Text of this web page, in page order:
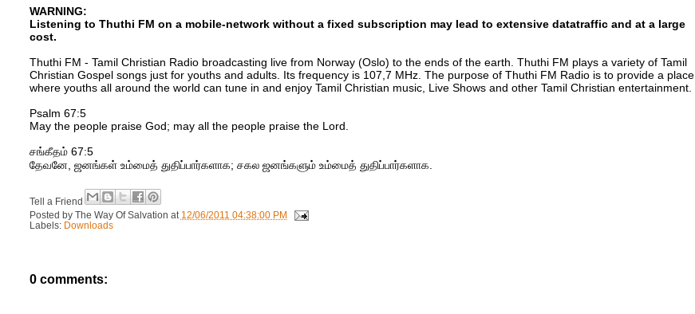
WARNING:
Listening to Thuthi FM on a mobile-network without a fixed subscription may lead to extensive datatraffic and at a large
cost.
Thuthi FM - Tamil Christian Radio broadcasting live from Norway (Oslo) to the ends of the earth. Thuthi FM plays a variety of Tamil
Christian Gospel songs just for youths and adults. Its frequency is 107,7 MHz. The purpose of Thuthi FM Radio is to provide a place
where youths all around the world can tune in and enjoy Tamil Christian music, Live Shows and other Tamil Christian entertainment.
Psalm 67:5
May the people praise God; may all the people praise the Lord.
சங்கீதம் 67:5
தேவனே, ஜனங்கள் உம்மைத் துதிப்பார்களாக; சகல ஜனங்களும் உம்மைத் துதிப்பார்களாக.
Tell a Friend
Posted by The Way Of Salvation at 12/06/2011 04:38:00 PM
Labels: Downloads
0 comments: